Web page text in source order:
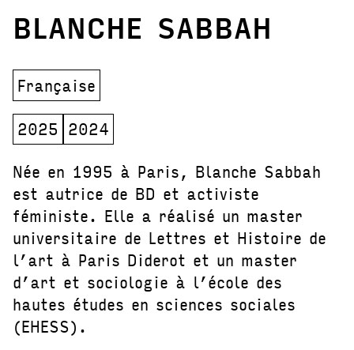
BLANCHE SABBAH
Française
2025 2024
Née en 1995 à Paris, Blanche Sabbah
est autrice de BD et activiste
féministe. Elle a réalisé un master
universitaire de Lettres et Histoire de
l’art à Paris Diderot et un master
d’art et sociologie à l’école des
hautes études en sciences sociales
(EHESS).